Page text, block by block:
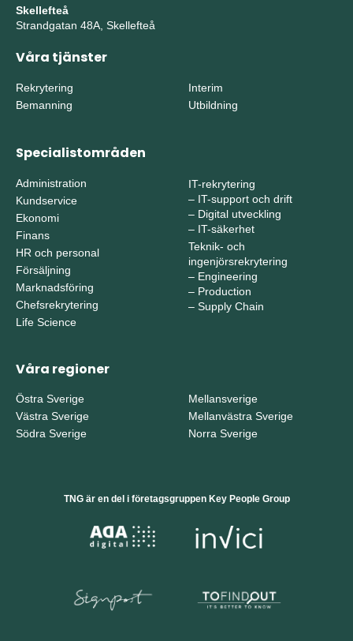
Skellefteå
Strandgatan 48A, Skellefteå
Våra tjänster
Rekrytering
Bemanning
Interim
Utbildning
Specialistområden
Administration
Kundservice
Ekonomi
Finans
HR och personal
Försäljning
Marknadsföring
Chefsrekrytering
Life Science
IT-rekrytering
– IT-support och drift
– Digital utveckling
– IT-säkerhet
Teknik- och
ingenjörsrekrytering
– Engineering
– Production
– Supply Chain
Våra regioner
Östra Sverige
Västra Sverige
Södra Sverige
Mellansverige
Mellanvästra Sverige
Norra Sverige
TNG är en del i företagsgruppen Key People Group